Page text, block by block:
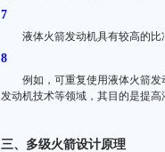
液体火箭发动机具有较高的比
例如，可重复使用液体火箭发
发动机技术等领域，其目的是提高
三、多级火箭设计原理